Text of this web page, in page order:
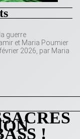
guerre
et Maria Poumier
2026, par Maria
!